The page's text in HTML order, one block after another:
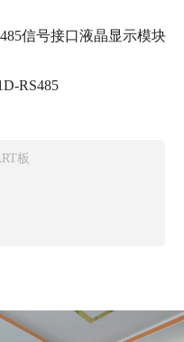
信号接口液晶显示模块
RS485
板